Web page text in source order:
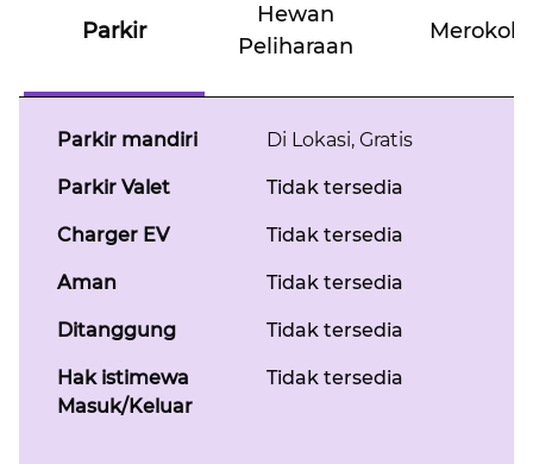
Parkir
Hewan
Peliharaan
Merokok
Parkir mandiri Di Lokasi, Gratis
Parkir Valet Tidak tersedia
Charger EV Tidak tersedia
Aman Tidak tersedia
Ditanggung Tidak tersedia
Hak istimewa
Masuk/Keluar
Tidak tersedia